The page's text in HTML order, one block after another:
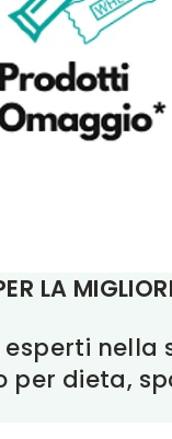
LA
per dieta,